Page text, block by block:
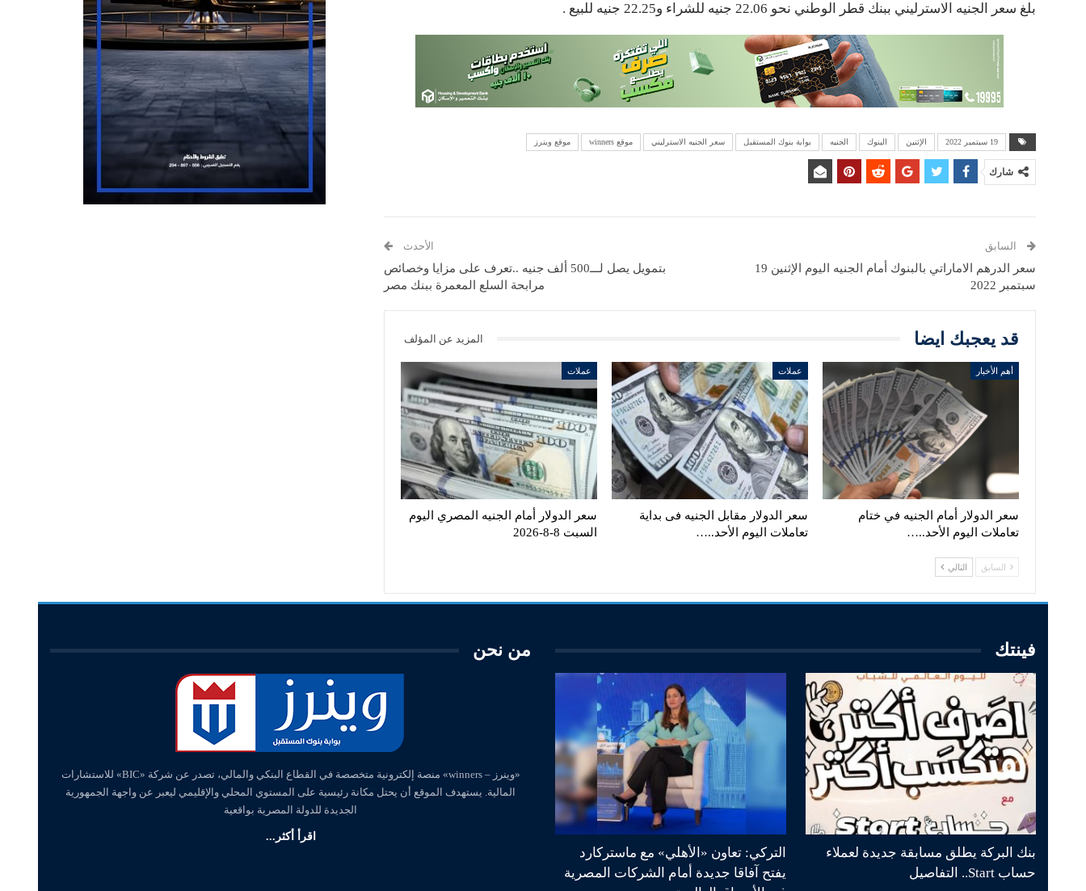
بلغ سعر الجنيه الاسترليني ببنك قطر الوطني نحو 22.06 جنيه للشراء و22.25 جنيه للبيع .
19 سبتمبر 2022 الإثنين البنوك الجنيه بوابة بنوك المستقبل سعر الجنيه الاسترليني موقع winners موقع وينرز
شارك
السابق
سعر الدرهم الاماراتي بالبنوك أمام الجنيه اليوم الإثنين 19
سبتمبر 2022
الأحدث
بتمويل يصل لـــ500 ألف جنيه ..تعرف على مزايا وخصائص
مرابحة السلع المعمرة ببنك مصر
قد يعجبك ايضا المزيد عن المؤلف
أهم الأخبار
سعر الدولار أمام الجنيه في ختام
تعاملات اليوم الأحد..…
عملات
سعر الدولار مقابل الجنيه فى بداية
تعاملات اليوم الأحد..…
عملات
سعر الدولار أمام الجنيه المصري اليوم
السبت 8-8-2026
السابق التالي
فينتك
بنك البركة يطلق مسابقة جديدة لعملاء
حساب Start.. التفاصيل
التركي: تعاون «الأهلي» مع ماستركارد
يفتح آفاقا جديدة أمام الشركات المصرية
من نحن
«وينرز – winners» منصة إلكترونية متخصصة في القطاع البنكي والمالي، تصدر عن شركة «BIC» للاستشارات
المالية. يستهدف الموقع أن يحتل مكانة رئيسية على المستوي المحلي والإقليمي ليعبر عن واجهة الجمهورية
الجديدة للدولة المصرية بواقعية
اقرأ أكثر...